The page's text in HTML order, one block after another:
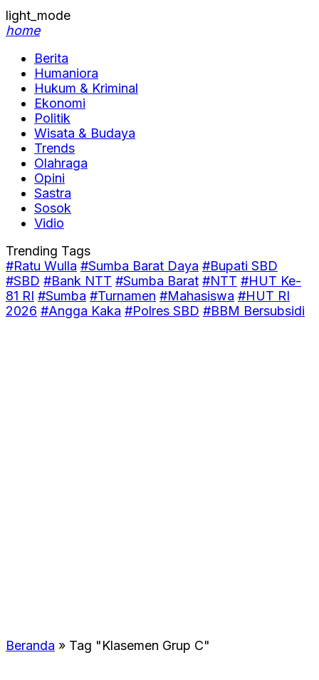
light_mode
home
Berita
Humaniora
Hukum & Kriminal
Ekonomi
Politik
Wisata & Budaya
Trends
Olahraga
Opini
Sastra
Sosok
Vidio
Trending Tags
#Ratu Wulla #Sumba Barat Daya #Bupati SBD
#SBD #Bank NTT #Sumba Barat #NTT #HUT Ke-
81 RI #Sumba #Turnamen #Mahasiswa #HUT RI
2026 #Angga Kaka #Polres SBD #BBM Bersubsidi
Beranda » Tag "Klasemen Grup C"